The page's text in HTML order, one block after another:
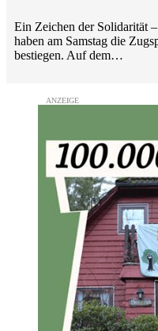
Ein Zeichen der Solidarität
haben am Samstag die
bestiegen. Auf dem…